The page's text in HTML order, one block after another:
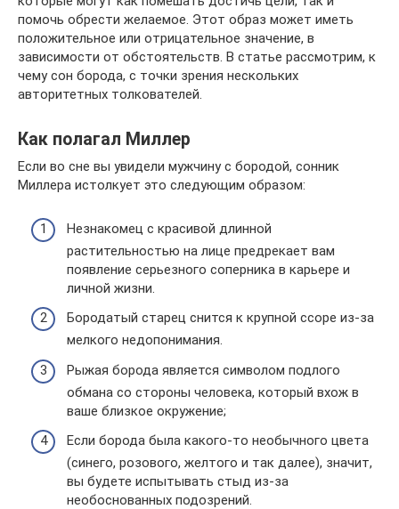
помочь обрести желаемое. Этот образ может иметь
положительное или отрицательное значение, в
зависимости от обстоятельств. В статье рассмотрим, к
чему сон борода, с точки зрения нескольких
авторитетных толкователей.
Как полагал Миллер
Если во сне вы увидели мужчину с бородой, сонник
Миллера истолкует это следующим образом:
Незнакомец с красивой длинной
растительностью на лице предрекает вам
появление серьезного соперника в карьере и
личной жизни.
Бородатый старец снится к крупной ссоре из-за
мелкого недопонимания.
Рыжая борода является символом подлого
обмана со стороны человека, который вхож в
ваше близкое окружение;
Если борода была какого-то необычного цвета
(синего, розового, желтого и так далее), значит,
вы будете испытывать стыд из-за
необоснованных подозрений.